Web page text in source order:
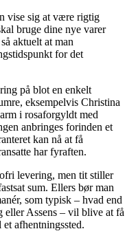
vise sig at være rigtig
bruge dine nye varer
aktuelt at man
for det
på blot en enkelt
eksempelvis Christina
i rosaforgyldt med
anbringes forinden et
kan nå at få
har fyraften.
levering, men tit stiller
sum. Ellers bør man
som typisk – hvad end
Assens – vil blive at få
afhentningssted.